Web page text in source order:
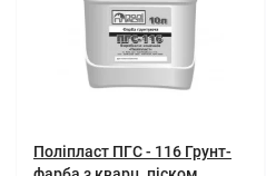
Поліпласт ПГС - 116 Грунт-